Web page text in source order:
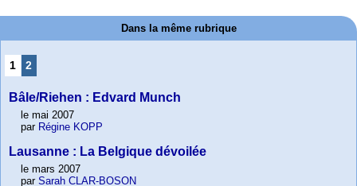
Dans la même rubrique
1 2
Bâle/Riehen : Edvard Munch
le mai 2007
par Régine KOPP
Lausanne : La Belgique dévoilée
le mars 2007
par Sarah CLAR-BOSON